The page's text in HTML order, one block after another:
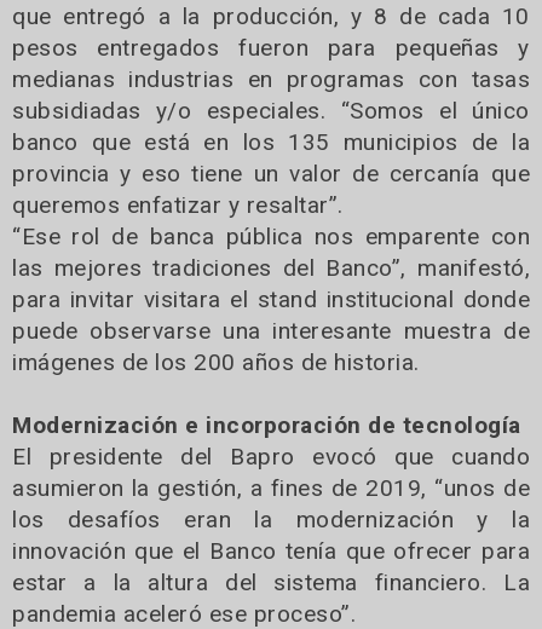
que entregó a la producción, y 8 de cada 10
pesos entregados fueron para pequeñas y
medianas industrias en programas con tasas
subsidiadas y/o especiales. “Somos el único
banco que está en los 135 municipios de la
provincia y eso tiene un valor de cercanía que
queremos enfatizar y resaltar”.
“Ese rol de banca pública nos emparente con
las mejores tradiciones del Banco”, manifestó,
para invitar visitara el stand institucional donde
puede observarse una interesante muestra de
imágenes de los 200 años de historia.
Modernización e incorporación de tecnología
El presidente del Bapro evocó que cuando
asumieron la gestión, a fines de 2019, “unos de
los desafíos eran la modernización y la
innovación que el Banco tenía que ofrecer para
estar a la altura del sistema financiero. La
pandemia aceleró ese proceso”.